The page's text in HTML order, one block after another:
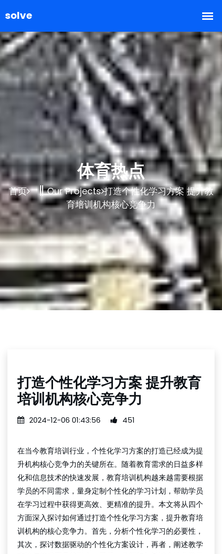
体育热点
首页 Our Projects 打造个性化学习方案 提升教
育培训机构核心竞争力
打造个性化学习方案 提升教育
培训机构核心竞争力
2024-12-06 01:43:56 451
在当今教育培训行业，个性化学习方案的打造已经成为提
升机构核心竞争力的关键所在。随着教育需求的日益多样
化和信息技术的快速发展，教育培训机构越来越需要根据
学员的不同需求，量身定制个性化的学习计划，帮助学员
在学习过程中获得更高效、更精准的提升。本文将从四个
方面深入探讨如何通过打造个性化学习方案，提升教育培
训机构的核心竞争力。首先，分析个性化学习的必要性，
其次，探讨数据驱动的个性化方案设计，再者，阐述教学